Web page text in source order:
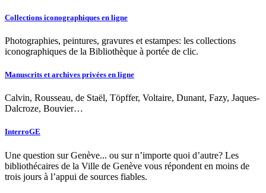
Collections iconographiques en ligne
Photographies, peintures, gravures et estampes: les collections
iconographiques de la Bibliothèque à portée de clic.
Manuscrits et archives privées en ligne
Calvin, Rousseau, de Staël, Töpffer, Voltaire, Dunant, Fazy, Jaques-
Dalcroze, Bouvier…
InterroGE
Une question sur Genève... ou sur n’importe quoi d’autre? Les
bibliothécaires de la Ville de Genève vous répondent en moins de
trois jours à l’appui de sources fiables.